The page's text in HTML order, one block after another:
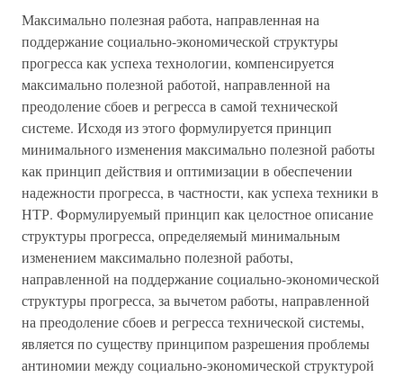
Максимально полезная работа, направленная на
поддержание социально-экономической структуры
прогресса как успеха технологии, компенсируется
максимально полезной работой, направленной на
преодоление сбоев и регресса в самой технической
системе. Исходя из этого формулируется принцип
минимального изменения максимально полезной работы
как принцип действия и оптимизации в обеспечении
надежности прогресса, в частности, как успеха техники в
НТР. Формулируемый принцип как целостное описание
структуры прогресса, определяемый минимальным
изменением максимально полезной работы,
направленной на поддержание социально-экономической
структуры прогресса, за вычетом работы, направленной
на преодоление сбоев и регресса технической системы,
является по существу принципом разрешения проблемы
антиномии между социально-экономической структурой